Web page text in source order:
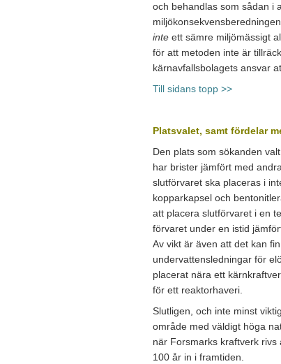
och behandlas som sådan i
inte ett sämre miljömässigt
för att metoden inte är
kärnavfallsbolagets ansvar
Till sidans topp >>
Platsvalet, samt fördelar
Den plats som sökanden
har brister jämfört med
slutförvaret ska placeras i
kopparkapsel och
att placera slutförvaret i en
förvaret under en istid
Av vikt är även att det kan
undervattensledningar för
placerat nära ett
för ett reaktorhaveri.
Slutligen, och inte minst
område med väldigt höga
när Forsmarks kraftverk
100 år in i framtiden.